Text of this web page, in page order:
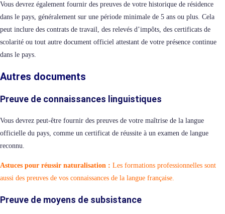
Vous devrez également fournir des preuves de votre historique de résidence
dans le pays, généralement sur une période minimale de 5 ans ou plus. Cela
peut inclure des contrats de travail, des relevés d’impôts, des certificats de
scolarité ou tout autre document officiel attestant de votre présence continue
dans le pays.
Autres documents
Preuve de connaissances linguistiques
Vous devrez peut-être fournir des preuves de votre maîtrise de la langue
officielle du pays, comme un certificat de réussite à un examen de langue
reconnu.
Astuces pour réussir naturalisation : Les formations professionnelles sont
aussi des preuves de vos connaissances de la langue française.
Preuve de moyens de subsistance